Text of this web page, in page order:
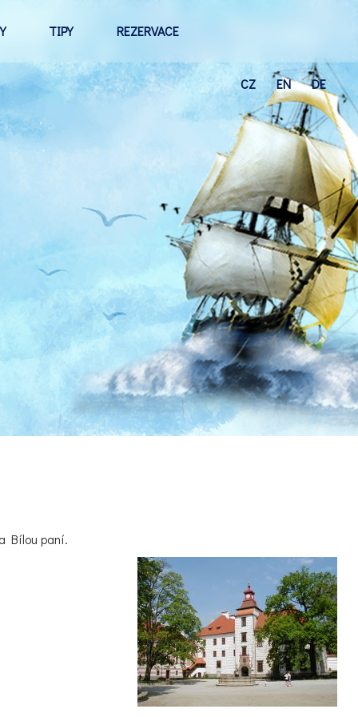
TIPY REZERVACE
CZ EN DE
a Bílou paní.